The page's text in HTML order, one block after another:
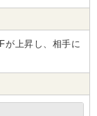
が上昇し、相手に